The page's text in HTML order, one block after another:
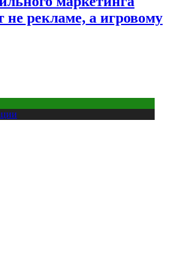
не рекламе, а игровому